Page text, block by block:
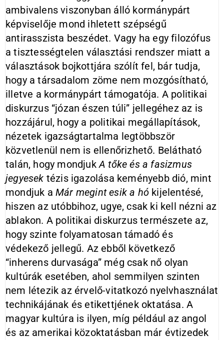
ambivalens viszonyban álló kormánypárt
képviselője mond ihletett szépségű
antirasszista beszédet. Vagy ha egy filozófus
a tisztességtelen választási rendszer miatt a
választások bojkottjára szólít fel, bár tudja,
hogy a társadalom zöme nem mozgósítható,
illetve a kormánypárt támogatója. A politikai
diskurzus “józan észen túli” jellegéhez az is
hozzájárul, hogy a politikai megállapítások,
nézetek igazságtartalma legtöbbször
közvetlenül nem is ellenőrizhető. Belátható
talán, hogy mondjukA tőke és a fasizmus
jegyesek tézis igazolása keményebb dió, mint
mondjuk a Már megint esik a hó kijelentésé,
hiszen az utóbbihoz, ugye, csak ki kell nézni az
ablakon. A politikai diskurzus természete az,
hogy szinte folyamatosan támadó és
védekező jellegű. Az ebből következő
“inherens durvasága” még csak nő olyan
kultúrák esetében, ahol semmilyen szinten
nem létezik az érvelő-vitatkozó nyelvhasználat
technikájának és etikettjének oktatása. A
magyar kultúra is ilyen, míg például az angol
és az amerikai közoktatásban már évtizedek